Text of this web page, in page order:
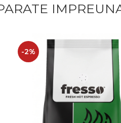
-2%